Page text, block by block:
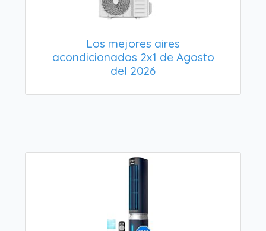
Los mejores aires
acondicionados 2x1 de Agosto
del 2026